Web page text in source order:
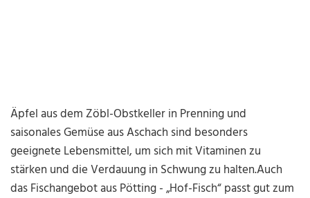
Äpfel aus dem Zöbl-Obstkeller in Prenning und
saisonales Gemüse aus Aschach sind besonders
geeignete Lebensmittel, um sich mit Vitaminen zu
stärken und die Verdauung in Schwung zu halten.Auch
das Fischangebot aus Pötting - „Hof-Fisch“ passt gut zum